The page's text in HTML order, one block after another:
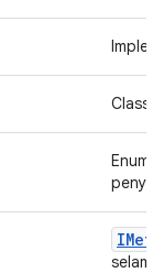
Class
Enum